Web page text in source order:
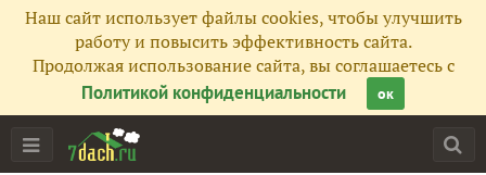
Наш сайт использует файлы cookies, чтобы улучшить
работу и повысить эффективность сайта.
Продолжая использование сайта, вы соглашаетесь с
Политикой конфиденциальности
ок